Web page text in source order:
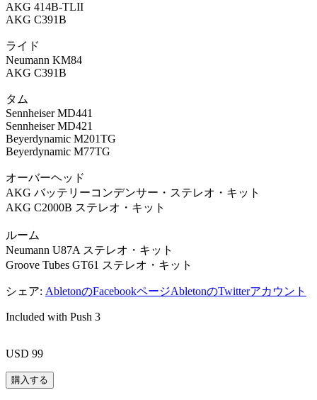
AKG 414B-TLII
AKG C391B
ライド
Neumann KM84
AKG C391B
タム
Sennheiser MD441
Sennheiser MD421
Beyerdynamic M201TG
Beyerdynamic M77TG
オーバーヘッド
AKG バッテリーコンデンサー・ステレオ・キット
AKG C2000B ステレオ・キット
ルーム
Neumann U87A ステレオ・キット
Groove Tubes GT61 ステレオ・キット
シェア: AbletonのFacebookページAbletonのTwitterアカウント
Included with Push 3
USD 99